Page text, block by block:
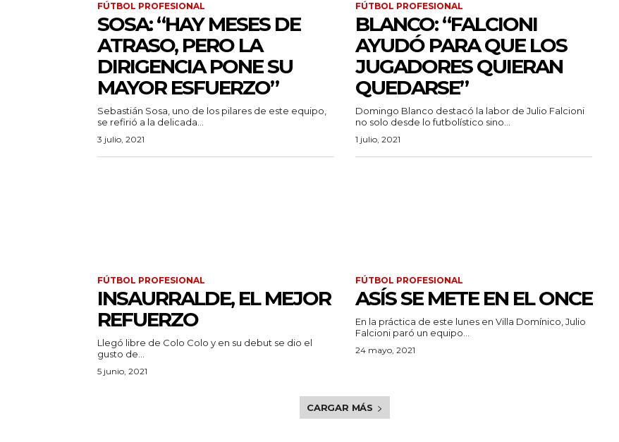
FÚTBOL PROFESIONAL
SOSA: “HAY MESES DE
ATRASO, PERO LA
DIRIGENCIA PONE SU
MAYOR ESFUERZO”
Sebastián Sosa, uno de los pilares de este equipo,
se refirió a la delicada...
3 julio, 2021
FÚTBOL PROFESIONAL
BLANCO: “FALCIONI
AYUDÓ PARA QUE LOS
JUGADORES QUIERAN
QUEDARSE”
Domingo Blanco destacó la labor de Julio Falcioni
no solo desde lo futbolístico sino...
1 julio, 2021
FÚTBOL PROFESIONAL
INSAURRALDE, EL MEJOR
REFUERZO
Llegó libre de Colo Colo y en su debut se dio el
gusto de...
5 junio, 2021
FÚTBOL PROFESIONAL
ASÍS SE METE EN EL ONCE
En la práctica de este lunes en Villa Domínico, Julio
Falcioni paró un equipo...
24 mayo, 2021
CARGAR MÁS